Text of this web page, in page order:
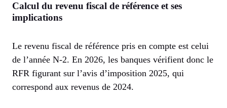
Calcul du revenu fiscal de référence et ses
implications
Le revenu fiscal de référence pris en compte est celui
de l’année N-2. En 2026, les banques vérifient donc le
RFR figurant sur l’avis d’imposition 2025, qui
correspond aux revenus de 2024.